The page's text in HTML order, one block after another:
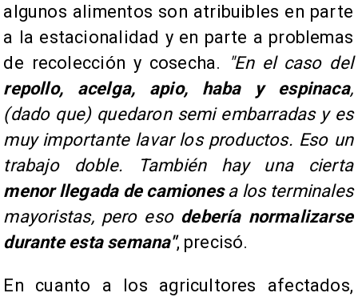
algunos alimentos son atribuibles en parte
a la estacionalidad y en parte a problemas
de recolección y cosecha.
"En el caso del
repollo, acelga, apio, haba y espinaca,
(dado que) quedaron semi embarradas y es
muy importante lavar los productos. Eso un
trabajo doble. También hay una cierta
menor llegada de camionesa los terminales
mayoristas, pero esodebería normalizarse
durante esta semana", precisó.
En cuanto a los agricultores afectados,